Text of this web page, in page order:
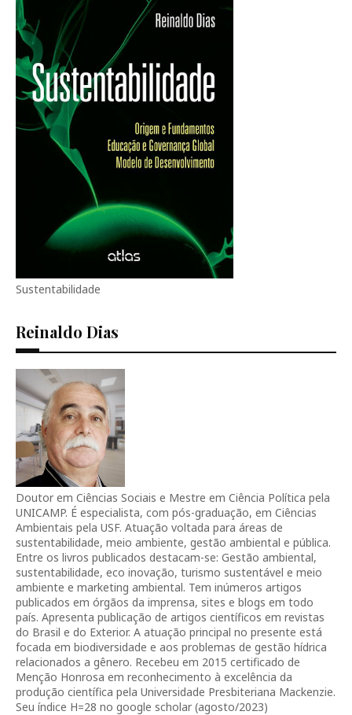
Sustentabilidade
Reinaldo Dias
Doutor em Ciências Sociais e Mestre em Ciência Política pela
UNICAMP. É especialista, com pós-graduação, em Ciências
Ambientais pela USF. Atuação voltada para áreas de
sustentabilidade, meio ambiente, gestão ambiental e pública.
Entre os livros publicados destacam-se: Gestão ambiental,
sustentabilidade, eco inovação, turismo sustentável e meio
ambiente e marketing ambiental. Tem inúmeros artigos
publicados em órgãos da imprensa, sites e blogs em todo
país. Apresenta publicação de artigos científicos em revistas
do Brasil e do Exterior. A atuação principal no presente está
focada em biodiversidade e aos problemas de gestão hídrica
relacionados a gênero. Recebeu em 2015 certificado de
Menção Honrosa em reconhecimento à excelência da
produção científica pela Universidade Presbiteriana Mackenzie.
Seu índice H=28 no google scholar (agosto/2023)